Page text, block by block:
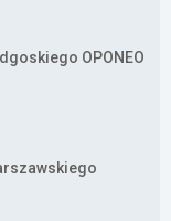
OPONEO